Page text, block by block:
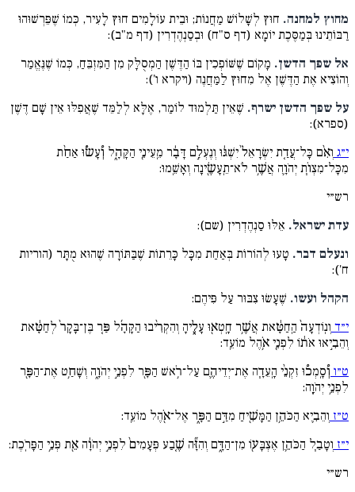
מחוץ למחנה. חוּץ לְשָׁלוֹשׁ מַחֲנוֹת; וּבֵית עוֹלָמִים חוּץ לָעִיר, כְּמוֹ שֶׁפֵּרְשׁוּהוּ
רַבּוֹתֵינוּ בְּמַסֶּכֶת יוֹמָא (דף ס"ח) וּבְסַנְהֶדְרִין (דף מ"ב):
אל שפך הדשן. מָקוֹם שֶׁשּׁוֹפְכִין בּוֹ הַדֶּשֶׁן הַמְסֻלָּק מִן הַמִּזְבֵּחַ, כְּמוֹ שֶׁנֶּאֱמַר
וְהוֹצִיא אֶת הַדֶּשֶׁן אֶל מִחוּץ לַמַּחֲנֶה (ויקרא ו'):
על שפך הדשן ישרף. שֶׁאֵין תַּלְמוּד לוֹמַר, אֶלָּא לְלַמֵּד שֶׁאֲפִלּוּ אֵין שָׁם דֶּשֶׁן
(ספרא):
י״ג וְאִ֨ם כָּל־עֲדַ֤ת יִשְׂרָאֵל֙ יִשְׁגּ֔וּ וְנֶעְלַ֣ם דָּבָ֔ר מֵֽעֵינֵ֖י הַקָּהָ֑ל וְ֠עָשׂ֠וּ אַחַ֨ת
מִכָּל־מִצְוֹ֧ת יְהֹוָ֛ה אֲשֶׁ֥ר לֹא־תֵֽעָשֶׂ֖ינָה וְאָשֵֽׁמוּ:
רש״י
עדת ישראל. אֵלּוּ סַנְהֶדְרִין (שם):
ונעלם דבר. טָעוּ לְהוֹרוֹת בְּאַחַת מִכָּל כָּרֵתוֹת שֶׁבַּתּוֹרָה שֶׁהוּא מֻתָּר (הוריות
ח'):
הקהל ועשו. שֶׁעָשׂוּ צִבּוּר עַל פִּיהֶם:
י״ד וְנֽוֹדְעָה֙ הַֽחַטָּ֔את אֲשֶׁ֥ר חָֽטְא֖וּ עָלֶ֑יהָ וְהִקְרִ֨יבוּ הַקָּהָ֜ל פַּ֤ר בֶּן־בָּקָר֙ לְחַטָּ֔את
וְהֵבִ֣יאוּ אֹת֔וֹ לִפְנֵ֖י אֹ֥הֶל מוֹעֵֽד:
ט״ו וְ֠סָֽמְכ֠וּ זִקְנֵ֨י הָֽעֵדָ֧ה אֶת־יְדֵיהֶ֛ם עַל־רֹ֥אשׁ הַפָּ֖ר לִפְנֵ֣י יְהֹוָ֑ה וְשָׁחַ֥ט אֶת־הַפָּ֖ר
לִפְנֵ֥י יְהֹוָֽה:
ט״ז וְהֵבִ֛יא הַכֹּהֵ֥ן הַמָּשִׁ֖יחַ מִדַּ֣ם הַפָּ֑ר אֶל־אֹ֖הֶל מוֹעֵֽד:
י״ז וְטָבַ֧ל הַכֹּהֵ֛ן אֶצְבָּע֖וֹ מִן־הַדָּ֑ם וְהִזָּ֞ה שֶׁ֤בַע פְּעָמִים֙ לִפְנֵ֣י יְהֹוָ֔ה אֵ֖ת פְּנֵ֥י הַפָּרֹֽכֶת:
רש״י